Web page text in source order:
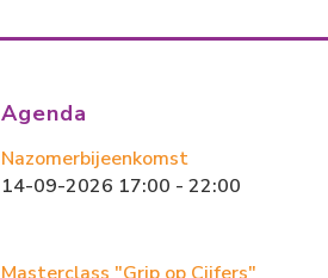
b
ok
o
o
n
l n
Agenda
Nazomerbijeenkomst
14-09-2026 17:00 - 22:00